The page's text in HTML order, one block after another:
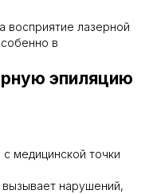
восприятие лазерной
в
эпиляцию
медицинской точки
нарушений,